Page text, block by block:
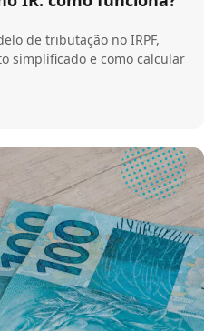
de tributação no IRPF,
simplificado e como calcular